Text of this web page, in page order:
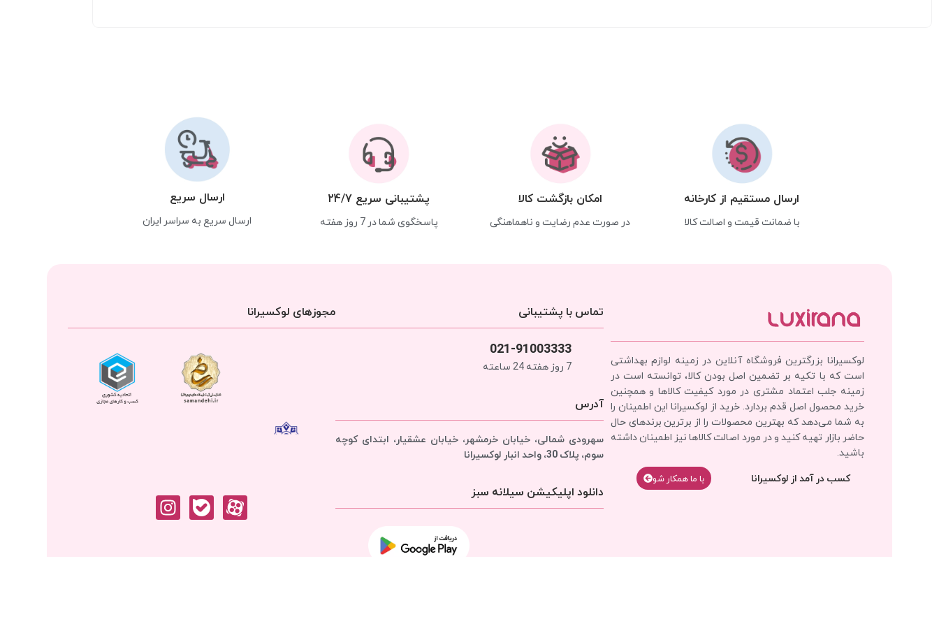
ارسال مستقیم از کارخانه
با ضمانت قیمت و اصالت کالا
امکان بازگشت کالا
در صورت عدم رضایت و ناهماهنگی
پشتیبانی سریع 24/7
پاسخگوی شما در 7 روز هفته
ارسال سریع
ارسال سریع به سراسر ایران
لوکسیرانا بزرگترین فروشگاه آنلاین در زمینه لوازم بهداشتی
است که با تکیه بر تضمین اصل بودن کالا، توانسته است در
زمینه جلب اعتماد مشتری در مورد کیفیت کالاها و همچنین
خرید محصول اصل قدم بردارد. خرید از لوکسیرانا این اطمینان را
به شما می‌دهد که بهترین محصولات را از برترین برندهای حال
حاضر بازار تهیه کنید و در مورد اصالت کالاها نیز اطمینان داشته
باشید.
کسب در آمد از لوکسیرانا با‌‌ ما همکار شو
تماس با پشتیبانی
021-91003333
7 روز هفته 24 ساعته
آدرس
سهرودی شمالی، خیابان خرمشهر، خیابان عشقیار، ابتدای کوچه
سوم، پلاک 30، واحد انبار
لوکسیرانا
دانلود اپلیکیشن سیلانه سبز
مجوزهای لوکسیرانا